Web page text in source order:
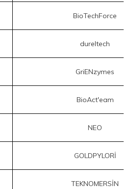
BioTechForce
dureltech
GriENzymes
BioAct'eam
NEO
GOLDPYLORİ
TEKNOMERSİN